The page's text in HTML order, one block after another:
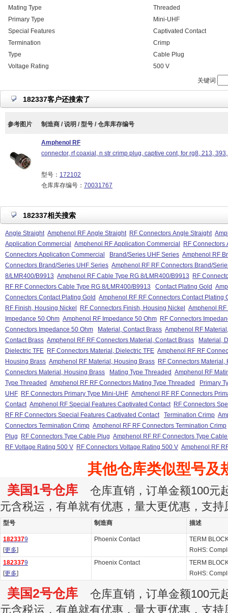
Mating Type
Threaded
Primary Type
Mini-UHF
Special Features
Captivated Contact
Termination
Crimp
Type
Cable Plug
Voltage Rating
500 V
关键词
182337客户还搜索了
参考图片 制造商 / 说明 / 型号 / 仓库库存编号
Amphenol RF
connector, rf coaxial, n str crimp plug, captive cont, for rg8, 213,
型号： 172102
仓库库存编号： 70031767
182337相关搜索
Angle Straight Amphenol RF Angle Straight RF Connectors Angle Straight
Application Commercial
Amphenol RF Application Commercial
RF Connectors
Connectors Application Commercial
Brand/Series UHF Series Amphenol RF
Connectors Brand/Series UHF Series Amphenol RF RF Connectors Brand/
8/LMR400/B9913 Amphenol RF Cable Type RG 8/LMR400/B9913
RF
RF RF Connectors Cable Type RG 8/LMR400/B9913
Contact Plating Gold
Connectors Contact Plating Gold Amphenol RF RF Connectors Contact Plating
RF Finish, Housing Nickel
RF Connectors Finish, Housing Nickel
Amphenol
Impedance 50 Ohm Amphenol RF Impedance 50 Ohm RF Connectors
Connectors Impedance 50 Ohm
Material, Contact Brass Amphenol RF
Contact Brass Amphenol RF RF Connectors Material, Contact Brass
Material,
Dielectric TFE RF Connectors Material, Dielectric TFE Amphenol RF RF
Housing Brass Amphenol RF Material, Housing Brass RF Connectors Material,
Connectors Material, Housing Brass
Mating Type Threaded Amphenol RF
Type Threaded Amphenol RF RF Connectors Mating Type Threaded
Primary
UHF RF Connectors Primary Type Mini-UHF Amphenol RF RF Connectors
Contact Amphenol RF Special Features Captivated Contact RF Connectors
RF RF Connectors Special Features Captivated Contact
Termination Crimp
Connectors Termination Crimp Amphenol RF RF Connectors Termination Crimp
Plug
RF Connectors Type Cable Plug Amphenol RF RF Connectors Type
RF Voltage Rating 500 V RF Connectors Voltage Rating 500 V Amphenol RF
其他仓库类似型号及
美国1号仓库 仓库直销，订单金额100元
元含税运，有单就有优惠，量大更优惠，支持
型号 制造商 描述
1823379
[更多]
Phoenix Contact
TERM
RoHS:
1823379
[更多]
Phoenix Contact
TERM
RoHS:
美国2号仓库 仓库直销，订单金额100元
元含税运，有单就有优惠，量大更优惠，支持